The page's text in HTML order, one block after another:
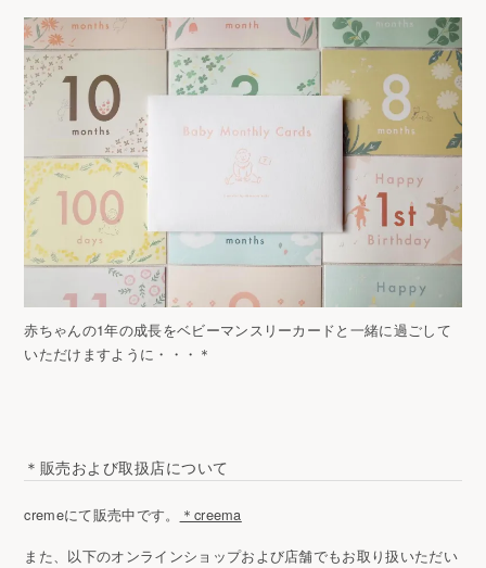
赤ちゃんの1年の成長をベビーマンスリーカードと一緒に過ごして
いただけますように・・・＊
＊販売および取扱店について
cremeにて販売中です。
＊creema
また、以下のオンラインショップおよび店舗でもお取り扱いただい